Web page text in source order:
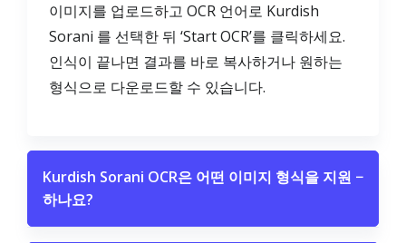
이미지를 업로드하고 OCR 언어로 Kurdish
Sorani 를 선택한 뒤 ‘Start OCR’를 클릭하세요.
인식이 끝나면 결과를 바로 복사하거나 원하는
형식으로 다운로드할 수 있습니다.
Kurdish Sorani OCR은 어떤 이미지 형식을 지원
하나요?
−